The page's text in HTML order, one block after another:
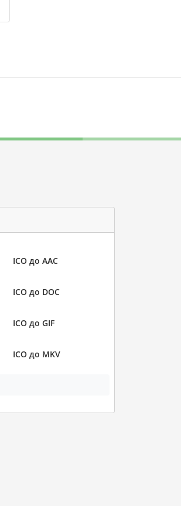
ICO до AAC
ICO до DOC
ICO до GIF
ICO до MKV